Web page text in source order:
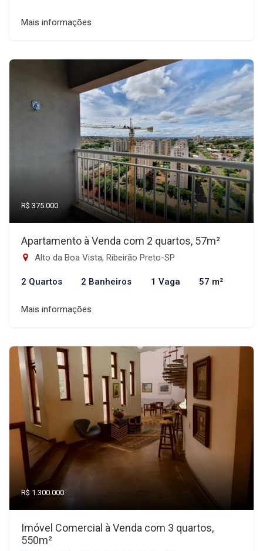
Mais informações
R$ 375.000
Apartamento à Venda com 2 quartos, 57m²
Alto da Boa Vista, Ribeirão Preto-SP
2 Quartos 2 Banheiros 1 Vaga 57 m²
Mais informações
R$ 1.300.000
Imóvel Comercial à Venda com 3 quartos,
550m²